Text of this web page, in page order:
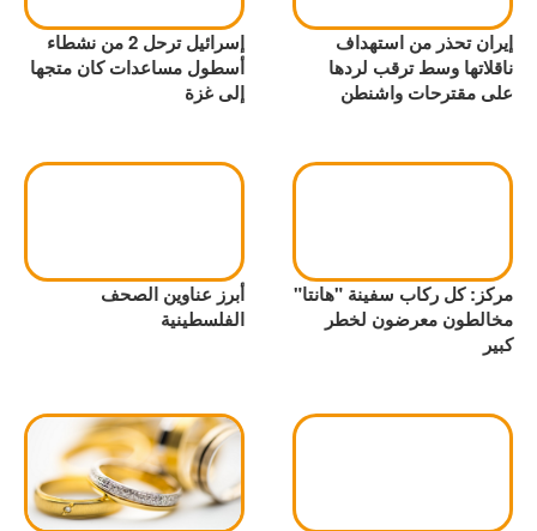
إيران تحذر من استهداف
ناقلاتها وسط ترقب لردها
على مقترحات واشنطن
إسرائيل ترحل 2 من نشطاء
أسطول مساعدات كان متجها
إلى غزة
مركز: كل ركاب سفينة "هانتا"
مخالطون معرضون لخطر
كبير
أبرز عناوين الصحف
الفلسطينية